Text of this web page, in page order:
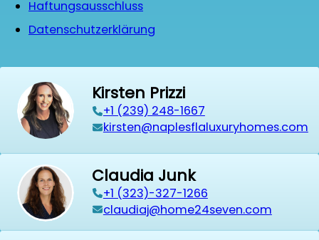
Haftungsausschluss
Datenschutzerklärung
Kirsten Prizzi
‭+1 (239) 248-1667‬
kirsten@naplesflaluxuryhomes.com
Claudia Junk
+1 (323)-327-1266
claudiaj@home24seven.com